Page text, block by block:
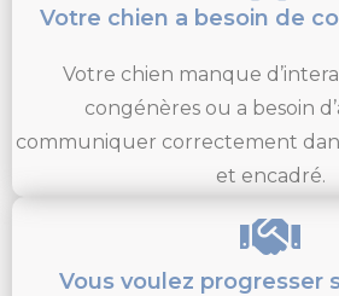
Votre chien a besoin de
Votre chien manque
congénères ou a besoin
communiquer correctement
et encadré.
Vous voulez progresser